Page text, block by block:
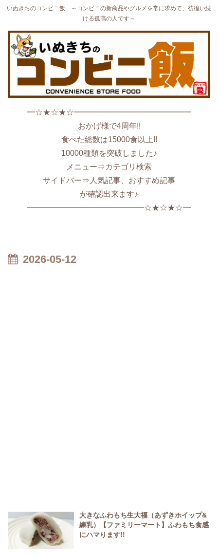
いぬきちのコンビニ飯 ～コンビニの新商品やグルメを常に求めて、彷徨い続
ける孤高の人です～
━☆★☆★☆━━━━━━━━━━━━━━━
おかげ様で4周年!!
食べた総数は15000食以上!!
10000種類を突破しました♪
メニュー⇒カテゴリ検索
サイドバー⇒人気記事、おすすめ記事
が確認出来ます♪
━━━━━━━━━━━━━━━☆★☆★☆━
2026-05-12
大きなふわもち生大福（あずきホイップ&
練乳）【ファミリーマート】ふわもち食感
にハマります!!